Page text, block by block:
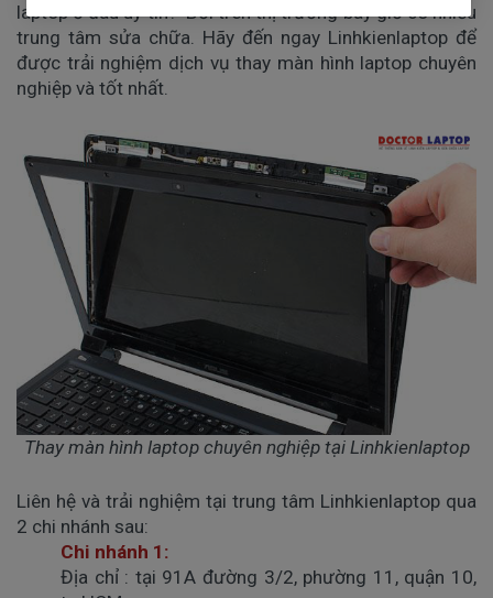
laptop ở đâu uy tín? Bởi trên thị trường bây giờ có nhiều
trung tâm sửa chữa. Hãy đến ngay Linhkienlaptop để
được trải nghiệm dịch vụ thay màn hình laptop chuyên
nghiệp và tốt nhất.
Thay màn hình laptop chuyên nghiệp tại Linhkienlaptop
Liên hệ và trải nghiệm tại trung tâm Linhkienlaptop qua
2 chi nhánh sau:
Chi nhánh 1:
Địa chỉ : tại 91A đường 3/2, phường 11, quận 10,